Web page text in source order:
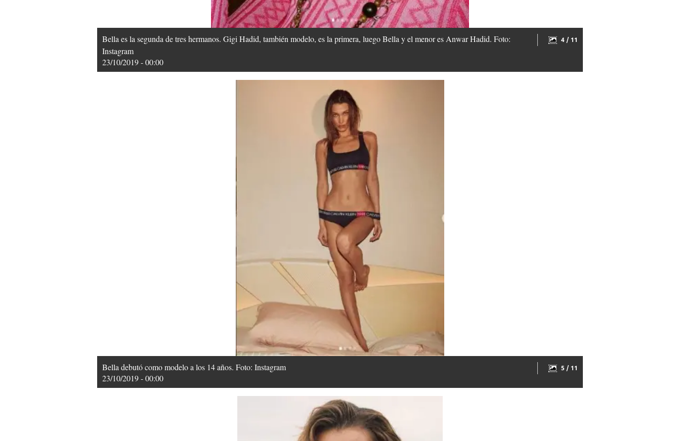
Bella es la segunda de tres hermanos. Gigi Hadid, también modelo, es la primera, luego Bella y el menor es Anwar Hadid. Foto:
Instagram
23/10/2019 - 00:00
4 / 11
Bella debutó como modelo a los 14 años. Foto: Instagram
23/10/2019 - 00:00
5 / 11